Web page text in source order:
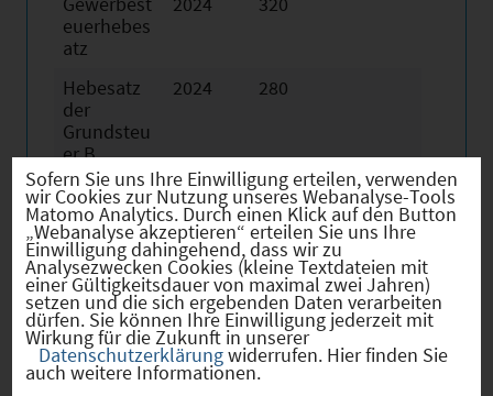
euerhebes
atz
Hebesatz
der
Grundsteu
er B
2024 280
Firmenstandorte
Bevölkerung
Sofern Sie uns Ihre Einwilligung erteilen, verwenden
wir Cookies zur Nutzung unseres Webanalyse-Tools
Matomo Analytics. Durch einen Klick auf den Button
„Webanalyse akzeptieren“ erteilen Sie uns Ihre
Einwilligung dahingehend, dass wir zu
Analysezwecken Cookies (kleine Textdateien mit
einer Gültigkeitsdauer von maximal zwei Jahren)
setzen und die sich ergebenden Daten verarbeiten
dürfen. Sie können Ihre Einwilligung jederzeit mit
Wirkung für die Zukunft in unserer
Datenschutzerklärungwiderrufen. Hier finden Sie
auch weitere Informationen.